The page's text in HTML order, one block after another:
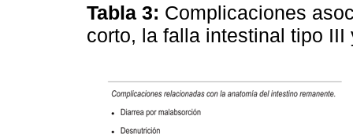
Tabla 3: Complicaciones
corto, la falla intestinal tipo